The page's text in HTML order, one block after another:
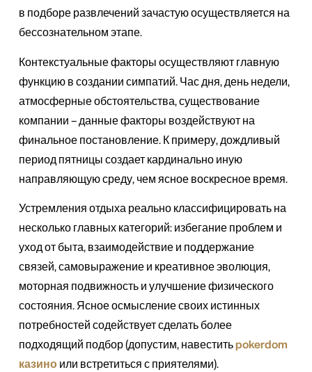
в подборе развлечений зачастую осуществляется на
бессознательном этапе.
Контекстуальные факторы осуществляют главную
функцию в создании симпатий. Час дня, день недели,
атмосферные обстоятельства, существование
компании – данные факторы воздействуют на
финальное постановление. К примеру, дождливый
период пятницы создает кардинально иную
направляющую среду, чем ясное воскресное время.
Устремления отдыха реально классифицировать на
несколько главных категорий: избегание проблем и
уход от быта, взаимодействие и поддержание
связей, самовыражение и креативное эволюция,
моторная подвижность и улучшение физического
состояния. Ясное осмысление своих истинных
потребностей содействует сделать более
подходящий подбор (допустим, навеститьpokerdom
казино или встретиться с приятелями).